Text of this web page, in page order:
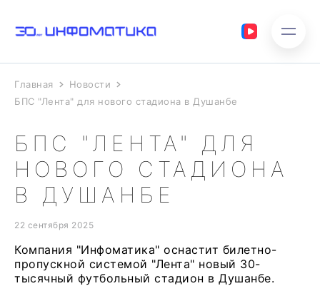
Главная
Новости
БПС "Лента" для нового стадиона в Душанбе
БПС "ЛЕНТА" ДЛЯ
НОВОГО СТАДИОНА
В ДУШАНБЕ
22 сентября 2025
Компания "Инфоматика" оснастит билетно-
пропускной системой "Лента" новый 30-
тысячный футбольный стадион в Душанбе.